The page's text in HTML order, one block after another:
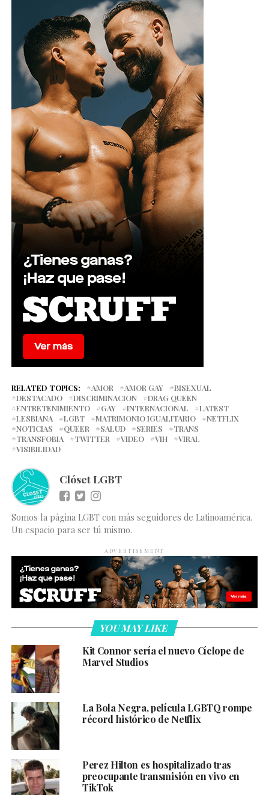
RELATED TOPICS: AMOR AMOR GAY
BISEXUAL
DESTACADO
DISCRIMINACION
DRAG QUEEN
ENTRETENIMIENTO
GAY INTERNACIONAL
LATEST
LESBIANA
LGBT MATRIMONIO IGUALITARIO
NETFLIX
NOTICIAS
QUEER SALUD SERIES
TRANS
TRANSFOBIA
TWITTER VIDEO VIH
VIRAL
VISIBILIDAD
Clóset LGBT
Somos la página LGBT con más seguidores de Latinoamérica.
Un espacio para ser tú mismo.
ADVERTISEMENT
YOU MAY LIKE
Kit Connor sería el nuevo Cíclope de
Marvel Studios
La Bola Negra, película LGBTQ rompe
récord histórico de Netflix
Perez Hilton es hospitalizado tras
preocupante transmisión en vivo en
TikTok